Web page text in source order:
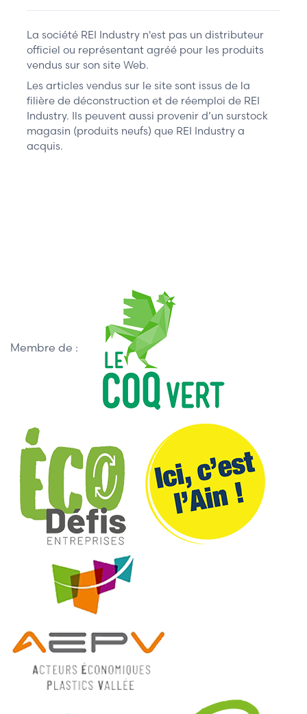
La société REI Industry n'est pas un distributeur
officiel ou représentant agréé pour les produits
vendus sur son site Web.
Les articles vendus sur le site sont issus de la
filière de déconstruction et de réemploi de REI
Industry. Ils peuvent aussi provenir d’un surstock
magasin (produits neufs) que REI Industry a
acquis.
Membre de :